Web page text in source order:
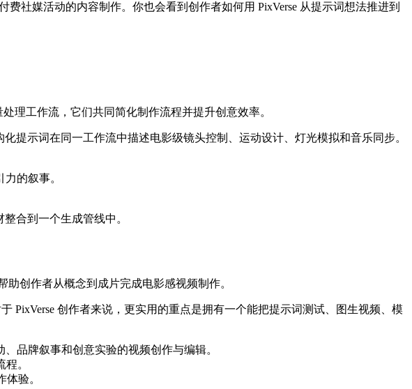
社媒活动的内容制作。你也会看到创作者如何用 PixVerse 从提示词想法推进到
理工作流，它们共同简化制作流程并提升创意效率。
提示词在同一工作流中描述电影级镜头控制、运动设计、灯光模拟和音乐同步。
的叙事。
合到一个生成管线中。
助创作者从概念到成片完成电影感视频制作。
PixVerse 创作者来说，更实用的重点是拥有一个能把提示词测试、图生视频、模
品牌叙事和创意实验的视频创作与编辑。
。
验。